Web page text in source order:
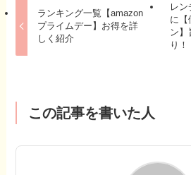
ランキング一覧【amazon
プライムデー】お得を詳
しく紹介
レ
に【
ン】
り！
この記事を書いた人